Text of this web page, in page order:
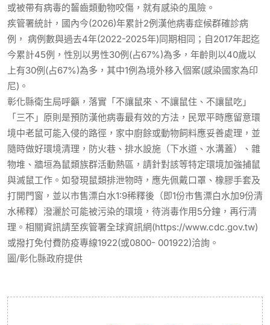
或被帶有病毒的齧齒類動物咬傷，就有感染的風險。
疾管署統計，國內今(2026)年累計2例漢他病毒症候群確診病
例， 病例數與過去4年(2022-2025年)同期相同；自2017年起迄
今累計45例，性別以男性30例(占67%)為多，年齡則以40歲以
上有30例(占67%)為多，其中1例為境外移入個案(感染國家為印
尼)。
彰化縣衛生局呼籲，落實「不讓鼠來、不讓鼠住、不讓鼠吃」
「三不」原則是預防漢他病毒最有效的方法，民眾平時應留意環
境中老鼠可能入侵的路徑，家中廚餘或動物飼料應妥善處理，並
隨時做好環境清理，防火巷、排水設施（下水道、水溝蓋）、雜
物堆、牆垣為鼠類族群活動熱區，請針對該等特定環境加強捕鼠
與滅鼠工作。如發現鼠類排泄物時，應先佩戴口罩、橡膠手套及
打開門窗，並以市售漂白水1:9稀釋後（即1份市售漂白水加9份清
水稀釋）潑灑於可能被污染的環境，待消毒作用5分鐘，再行清
理。相關資訊請至疾管署全球資訊網(https://www.cdc.gov.tw)
或撥打免付費防疫專線1922(或0800- 001922)洽詢。
圖/彰化縣政府提供